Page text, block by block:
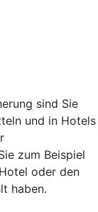
sind Sie
und in Hotels
zum Beispiel
oder den
haben.